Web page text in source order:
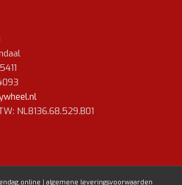
NL8136.68.529.B01
| algemene leveringsvoorwaarden